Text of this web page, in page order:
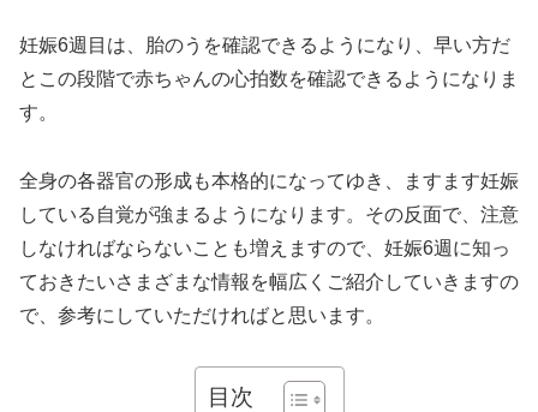
妊娠6週目は、胎のうを確認できるようになり、早い方だ
とこの段階で赤ちゃんの心拍数を確認できるようになりま
す。
全身の各器官の形成も本格的になってゆき、ますます妊娠
している自覚が強まるようになります。その反面で、注意
しなければならないことも増えますので、妊娠6週に知っ
ておきたいさまざまな情報を幅広くご紹介していきますの
で、参考にしていただければと思います。
目次